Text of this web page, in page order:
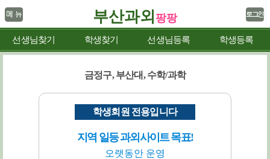
부산과외 팡팡
선생님찾기 학생찾기 선생님등록 학생등록
금정구, 부산대, 수학/과학
학생회원 전용입니다
지역 일등 과외사이트 목표!
오랫동안 운영